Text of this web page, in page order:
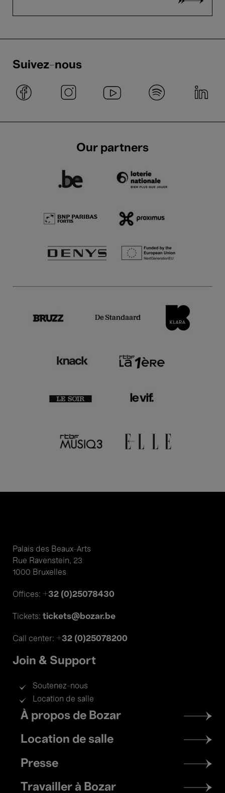
Suivez-nous
Our partners
Palais des Beaux-Arts
Rue Ravenstein, 23
1000 Bruxelles
Offices: +32 (0)25078430
Tickets: tickets@bozar.be
Call center: +32 (0)25078200
Join & Support
Soutenez-nous
Location de salle
Footer
menu
À propos de Bozar
Location de salle
Presse
Travailler à Bozar